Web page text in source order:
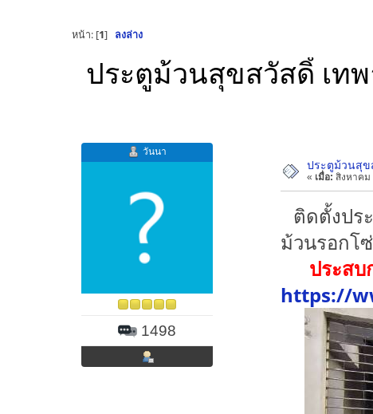
หน้า: [1] ลงล่าง
ประตูม้วนสุขสวัสดิ์ เท
วันนา
1498
ประตูม้วนสุข
« เมื่อ: สิงหาคม
ติดตั้งปร
ม้วนรอกโ
ประส
https://